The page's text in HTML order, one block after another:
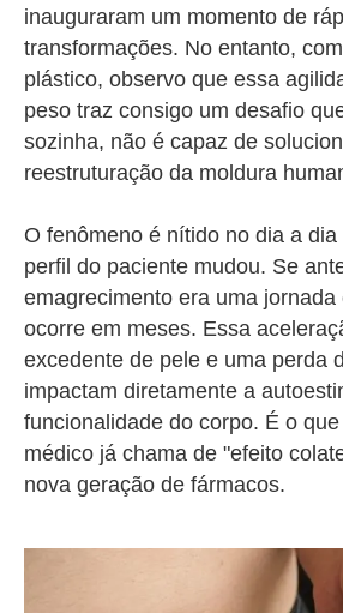
inauguraram um momento de
transformações. No entanto,
plástico, observo que essa
peso traz consigo um desafio
sozinha, não é capaz de
reestruturação da moldura
O fenômeno é nítido no dia a
perfil do paciente mudou. Se
emagrecimento era uma
ocorre em meses. Essa
excedente de pele e uma perda
impactam diretamente a
funcionalidade do corpo. É o
médico já chama de "efeito
nova geração de fármacos.